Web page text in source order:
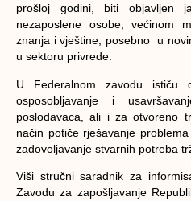
prošloj godini, biti objavljen
nezaposlene osobe, većinom
znanja i vještine, posebno u
u sektoru privrede.
U Federalnom zavodu
osposobljavanje i
poslodavaca, ali i za otvoreno
način potiče rješavanje
zadovoljavanje stvarnih potreba
Viši stručni saradnik za
Zavodu za zapošljavanje